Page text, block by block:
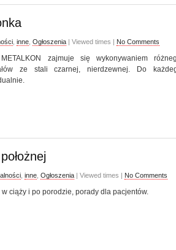
inne Ogłoszenia | Viewed times | No Comments
zajmuje się wykonywaniem
ze stali czarnej, nierdzewnej. Do
inne Ogłoszenia | Viewed times | No Comments
w ciąży i po porodzie, porady dla pacjentów.